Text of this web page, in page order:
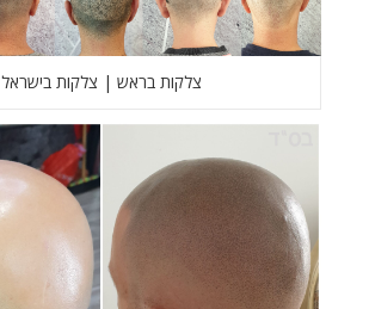
צלקות בראש | צלקות בישראל